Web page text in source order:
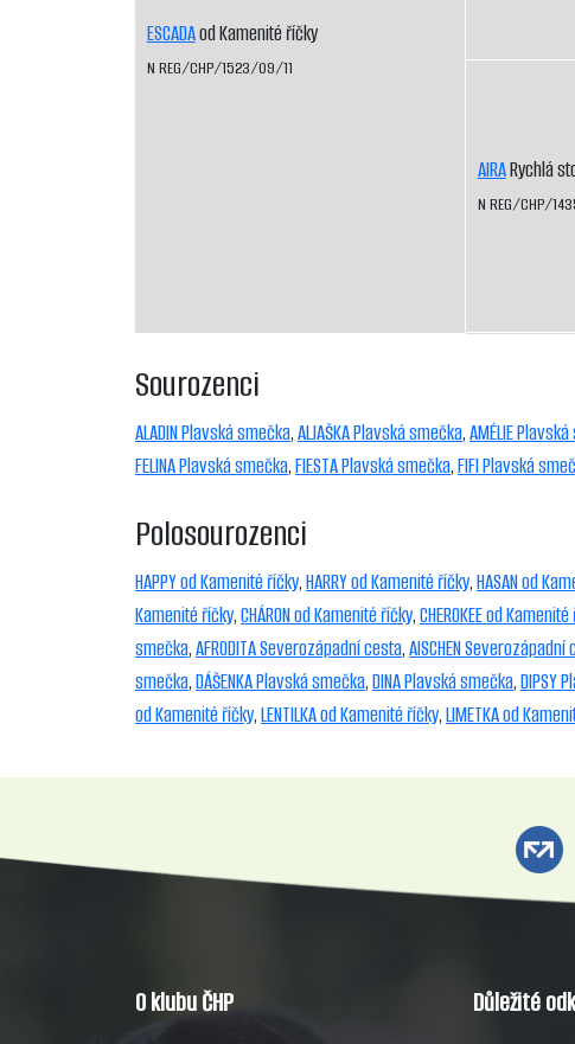
ESCADAod Kamenité říčky
N REG/CHP/1523/09/11
AIRARychlá
N REG/CHP/
Sourozenci
ALADIN Plavská smečka,ALJAŠKA Plavská smečka,AMÉLIE
FELINA Plavská smečka,FIESTA Plavská smečka,FIFI Plavská
Polosourozenci
HAPPY od Kamenité říčky,HARRY od Kamenité říčky,HASAN od
Kamenité říčky,CHÁRON od Kamenité říčky,CHEROKEE od
smečka,AFRODITA Severozápadní cesta,AISCHEN Severozápadní
smečka,DÁŠENKA Plavská smečka,DINA Plavská smečka,DIPSY
od Kamenité říčky,LENTILKA od Kamenité říčky,LIMETKA od
O klubu ČHP Důležité